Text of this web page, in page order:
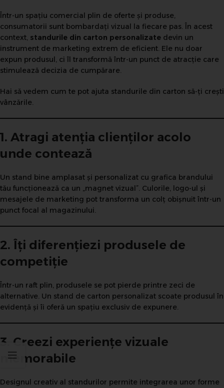
Într-un spațiu comercial plin de oferte și produse,
consumatorii sunt bombardați vizual la fiecare pas. În acest
context, standurile din carton personalizate devin un
instrument de marketing extrem de eficient. Ele nu doar
expun produsul, ci îl transformă într-un punct de atracție care
stimulează decizia de cumpărare.
Hai să vedem cum te pot ajuta standurile din carton să-ți crești
vânzările.
1. Atragi atenția clienților acolo
unde contează
Un stand bine amplasat și personalizat cu grafica brandului
tău funcționează ca un „magnet vizual”. Culorile, logo-ul și
mesajele de marketing pot transforma un colț obișnuit într-un
punct focal al magazinului.
2. Îți diferențiezi produsele de
competiție
Într-un raft plin, produsele se pot pierde printre zeci de
alternative. Un stand de carton personalizat scoate produsul în
evidență și îi oferă un spațiu exclusiv de expunere.
3. Creezi experiențe vizuale
memorabile
Designul creativ al standurilor permite integrarea unor forme